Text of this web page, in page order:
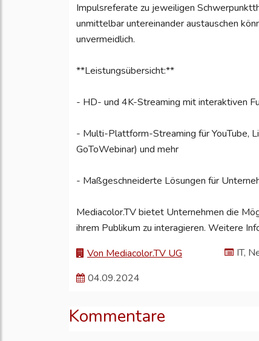
Impulsreferate zu jeweiligen
unmittelbar untereinander austauschen
unvermeidlich.
**Leistungsübersicht:**
- HD- und 4K-Streaming mit interaktiven
- Multi-Plattform-Streaming für YouTube,
GoToWebinar) und mehr
- Maßgeschneiderte Lösungen für
Mediacolor.TV bietet Unternehmen die
ihrem Publikum zu interagieren. Weitere
Von Mediacolor.TV UG
IT,
04.09.2024
Kommentare